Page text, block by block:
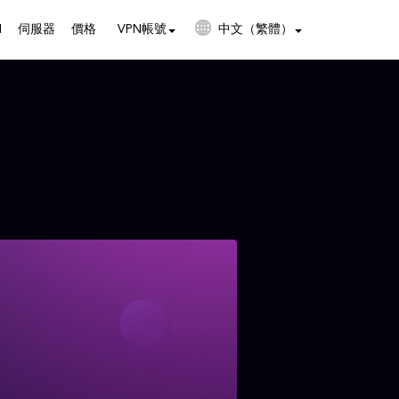
伺服器 價格 VPN帳號 中文（繁體）